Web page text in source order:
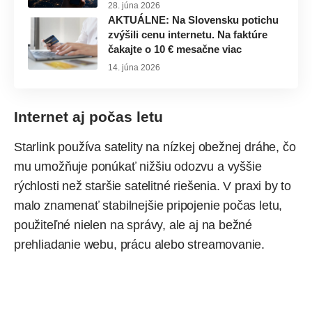
28. júna 2026
AKTUÁLNE: Na Slovensku potichu
zvýšili cenu internetu. Na faktúre
čakajte o 10 € mesačne viac
14. júna 2026
Internet aj počas letu
Starlink používa satelity na nízkej obežnej dráhe, čo
mu umožňuje ponúkať nižšiu odozvu a vyššie
rýchlosti než staršie satelitné riešenia. V praxi by to
malo znamenať stabilnejšie pripojenie počas letu,
použiteľné nielen na správy, ale aj na bežné
prehliadanie webu, prácu alebo streamovanie.